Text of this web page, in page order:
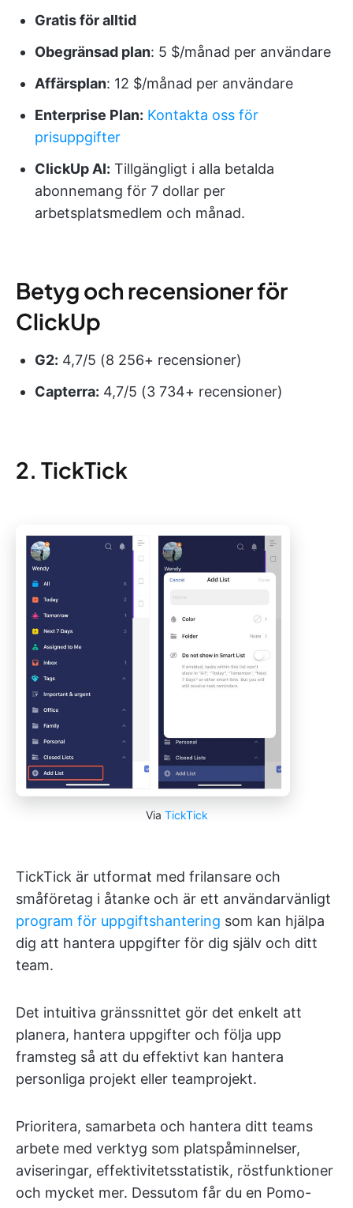
Gratis för alltid
Obegränsad plan: 5 $/månad per användare
Affärsplan: 12 $/månad per användare
Enterprise Plan: Kontakta oss för
prisuppgifter
ClickUp AI: Tillgängligt i alla betalda
abonnemang för 7 dollar per
arbetsplatsmedlem och månad.
Betyg och recensioner för
ClickUp
G2: 4,7/5 (8 256+ recensioner)
Capterra: 4,7/5 (3 734+ recensioner)
2. TickTick
Via TickTick
TickTick är utformat med frilansare och
småföretag i åtanke och är ett användarvänligt
program för uppgiftshantering som kan hjälpa
dig att hantera uppgifter för dig själv och ditt
team.
Det intuitiva gränssnittet gör det enkelt att
planera, hantera uppgifter och följa upp
framsteg så att du effektivt kan hantera
personliga projekt eller teamprojekt.
Prioritera, samarbeta och hantera ditt teams
arbete med verktyg som platspåminnelser,
aviseringar, effektivitetsstatistik, röstfunktioner
och mycket mer. Dessutom får du en Pomo-